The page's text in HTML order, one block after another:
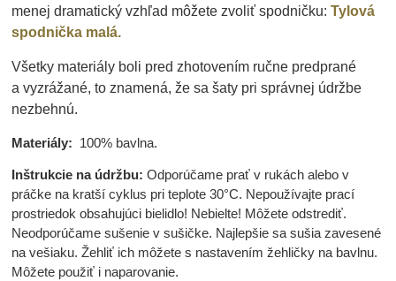
menej dramatický vzhľad môžete zvoliť spodničku:Tylová
spodnička malá.
Všetky materiály boli pred zhotovením ručne predprané
a vyzrážané, to znamená, že sa šaty pri správnej údržbe
nezbehnú.
Materiály: 100% bavlna.
Inštrukcie na údržbu: Odporúčame prať v rukách alebo v
práčke na kratší cyklus pri teplote 30°C. Nepoužívajte prací
prostriedok obsahujúci bielidlo! Nebielte! Môžete odstrediť.
Neodporúčame sušenie v sušičke. Najlepšie sa sušia zavesené
na vešiaku. Žehliť ich môžete s nastavením žehličky na bavlnu.
Môžete použiť i naparovanie.